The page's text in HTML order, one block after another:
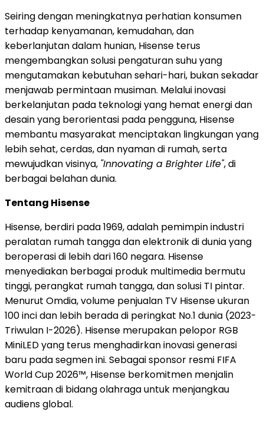
Seiring dengan meningkatnya perhatian konsumen
terhadap kenyamanan, kemudahan, dan
keberlanjutan dalam hunian, Hisense terus
mengembangkan solusi pengaturan suhu yang
mengutamakan kebutuhan sehari-hari, bukan sekadar
menjawab permintaan musiman. Melalui inovasi
berkelanjutan pada teknologi yang hemat energi dan
desain yang berorientasi pada pengguna, Hisense
membantu masyarakat menciptakan lingkungan yang
lebih sehat, cerdas, dan nyaman di rumah, serta
mewujudkan visinya, "Innovating a Brighter Life", di
berbagai belahan dunia.
Tentang Hisense
Hisense, berdiri pada 1969, adalah pemimpin industri
peralatan rumah tangga dan elektronik di dunia yang
beroperasi di lebih dari 160 negara. Hisense
menyediakan berbagai produk multimedia bermutu
tinggi, perangkat rumah tangga, dan solusi TI pintar.
Menurut Omdia, volume penjualan TV Hisense ukuran
100 inci dan lebih berada di peringkat No.1 dunia (2023-
Triwulan I-2026). Hisense merupakan pelopor RGB
MiniLED yang terus menghadirkan inovasi generasi
baru pada segmen ini. Sebagai sponsor resmi FIFA
World Cup 2026™, Hisense berkomitmen menjalin
kemitraan di bidang olahraga untuk menjangkau
audiens global.